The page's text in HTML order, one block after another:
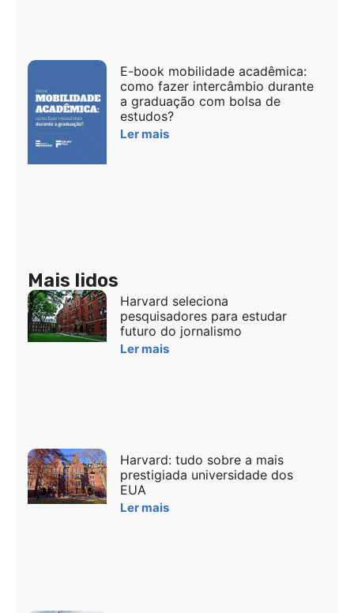
E-book mobilidade acadêmica:
como fazer intercâmbio durante
a graduação com bolsa de
estudos?
Ler mais
Mais lidos
Harvard seleciona
pesquisadores para estudar
futuro do jornalismo
Ler mais
Harvard: tudo sobre a mais
prestigiada universidade dos
EUA
Ler mais